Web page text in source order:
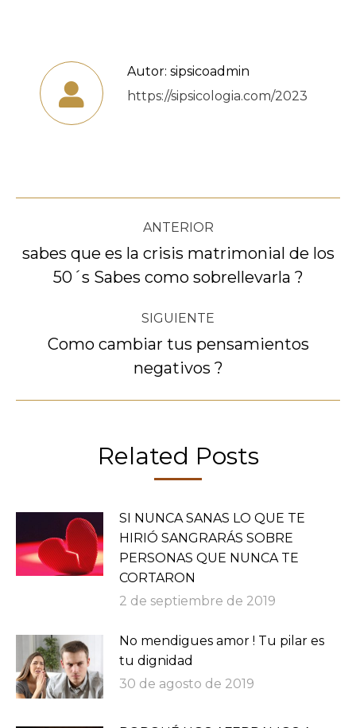
Autor: sipsicoadmin
https://sipsicologia.com/2023
Navegación
entre
publicaciones
ANTERIOR
Publicación
anterior:
sabes que es la crisis matrimonial de los
50´s Sabes como sobrellevarla ?
SIGUIENTE
Publicación
siguiente:
Como cambiar tus pensamientos
negativos ?
Related Posts
SI NUNCA SANAS LO QUE TE
HIRIÓ SANGRARÁS SOBRE
PERSONAS QUE NUNCA TE
CORTARON
2 de septiembre de 2019
No mendigues amor ! Tu pilar es
tu dignidad
30 de agosto de 2019